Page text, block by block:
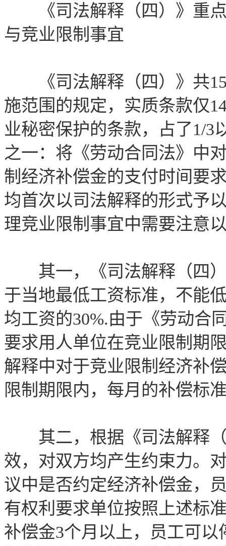
《司法解释（四）》重点
与竞业限制事宜
《司法解释（四）》共15
施范围的规定，实质条款仅
业秘密保护的条款，占了1/3
之一：将《劳动合同法》中
制经济补偿金的支付时间要
均首次以司法解释的形式予
理竞业限制事宜中需要注意
其一，《司法解释（四）
于当地最低工资标准，不能
均工资的30%.由于《劳动合
要求用人单位在竞业限制期
解释中对于竞业限制经济补
限制期限内，每月的补偿标
其二，根据《司法解释（
效，对双方均产生约束力。
议中是否约定经济补偿金，
有权利要求单位按照上述标
补偿金3个月以上，员工可